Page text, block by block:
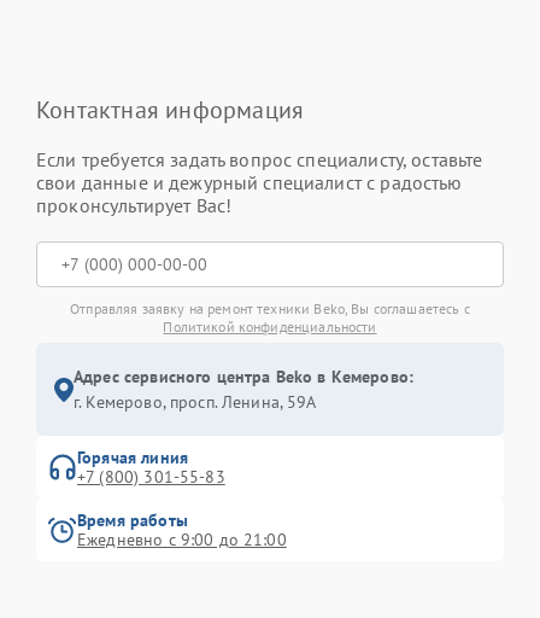
Контактная информация
Если требуется задать вопрос специалисту, оставьте
свои данные и дежурный специалист с радостью
проконсультирует Вас!
Отправляя заявку на ремонт техники Beko, Вы соглашаетесь с
Политикой конфиденциальности
Адрес сервисного центра Beko в Кемерово:
г. Кемерово, просп. Ленина, 59А
Горячая линия
+7 (800) 301-55-83
Время работы
Ежедневно с 9:00 до 21:00